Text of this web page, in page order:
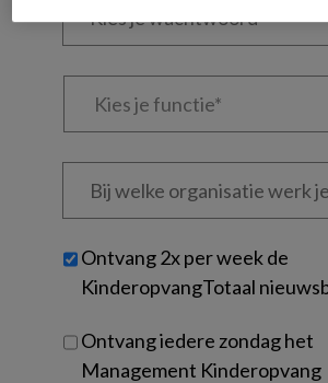
* *
Kies
Bij
welke
je?
Untitled
Ontvang 2x per week de
KinderopvangTotaal
Ontvang iedere zondag het
Management Kinderopvang